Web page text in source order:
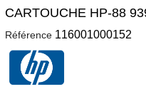
CARTOUCHE HP-88
Référence 116001000152